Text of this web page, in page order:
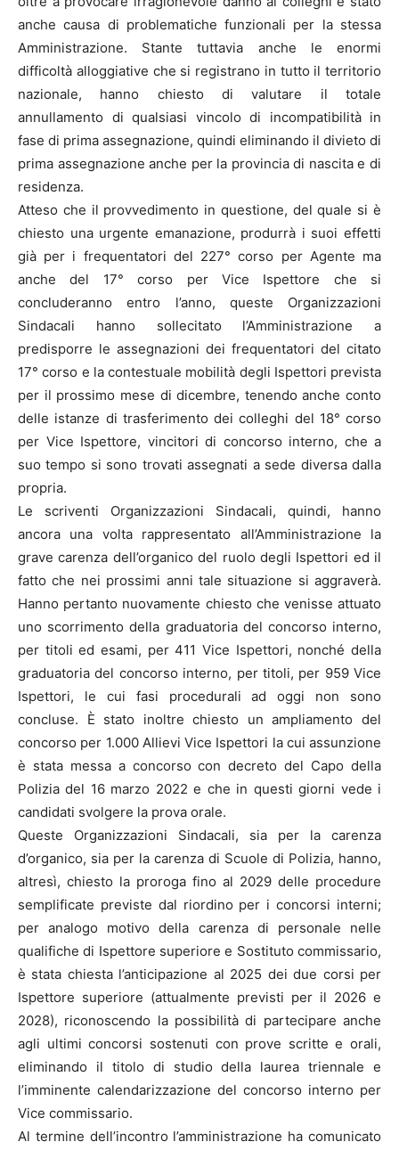
anche causa di problematiche funzionali per la stessa
Amministrazione. Stante tuttavia anche le enormi
difficoltà alloggiative che si registrano in tutto il territorio
nazionale, hanno chiesto di valutare il totale
annullamento di qualsiasi vincolo di incompatibilità in
fase di prima assegnazione, quindi eliminando il divieto di
prima assegnazione anche per la provincia di nascita e di
residenza.
Atteso che il provvedimento in questione, del quale si è
chiesto una urgente emanazione, produrrà i suoi effetti
già per i frequentatori del 227° corso per Agente ma
anche del 17° corso per Vice Ispettore che si
concluderanno entro l’anno, queste Organizzazioni
Sindacali hanno sollecitato l’Amministrazione a
predisporre le assegnazioni dei frequentatori del citato
17° corso e la contestuale mobilità degli Ispettori prevista
per il prossimo mese di dicembre, tenendo anche conto
delle istanze di trasferimento dei colleghi del 18° corso
per Vice Ispettore, vincitori di concorso interno, che a
suo tempo si sono trovati assegnati a sede diversa dalla
propria.
Le scriventi Organizzazioni Sindacali, quindi, hanno
ancora una volta rappresentato all’Amministrazione la
grave carenza dell’organico del ruolo degli Ispettori ed il
fatto che nei prossimi anni tale situazione si aggraverà.
Hanno pertanto nuovamente chiesto che venisse attuato
uno scorrimento della graduatoria del concorso interno,
per titoli ed esami, per 411 Vice Ispettori, nonché della
graduatoria del concorso interno, per titoli, per 959 Vice
Ispettori, le cui fasi procedurali ad oggi non sono
concluse. È stato inoltre chiesto un ampliamento del
concorso per 1.000 Allievi Vice Ispettori la cui assunzione
è stata messa a concorso con decreto del Capo della
Polizia del 16 marzo 2022 e che in questi giorni vede i
candidati svolgere la prova orale.
Queste Organizzazioni Sindacali, sia per la carenza
d’organico, sia per la carenza di Scuole di Polizia, hanno,
altresì, chiesto la proroga fino al 2029 delle procedure
semplificate previste dal riordino per i concorsi interni;
per analogo motivo della carenza di personale nelle
qualifiche di Ispettore superiore e Sostituto commissario,
è stata chiesta l’anticipazione al 2025 dei due corsi per
Ispettore superiore (attualmente previsti per il 2026 e
2028), riconoscendo la possibilità di partecipare anche
agli ultimi concorsi sostenuti con prove scritte e orali,
eliminando il titolo di studio della laurea triennale e
l’imminente calendarizzazione del concorso interno per
Vice commissario.
Al termine dell’incontro l’amministrazione ha comunicato